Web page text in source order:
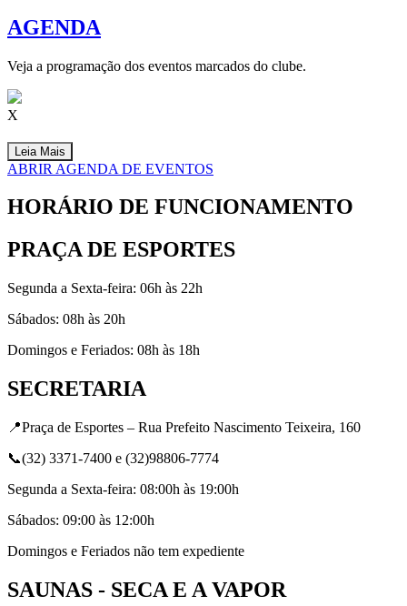
AGENDA
Veja a programação dos eventos marcados do clube.
X
Leia Mais
ABRIR AGENDA DE EVENTOS
HORÁRIO DE FUNCIONAMENTO
PRAÇA DE ESPORTES
Segunda a Sexta-feira: 06h às 22h
Sábados: 08h às 20h
Domingos e Feriados: 08h às 18h
SECRETARIA
📍Praça de Esportes – Rua Prefeito Nascimento Teixeira, 160
📞(32) 3371-7400 e (32)98806-7774
Segunda a Sexta-feira: 08:00h às 19:00h
Sábados: 09:00 às 12:00h
Domingos e Feriados não tem expediente
SAUNAS - SECA E A VAPOR